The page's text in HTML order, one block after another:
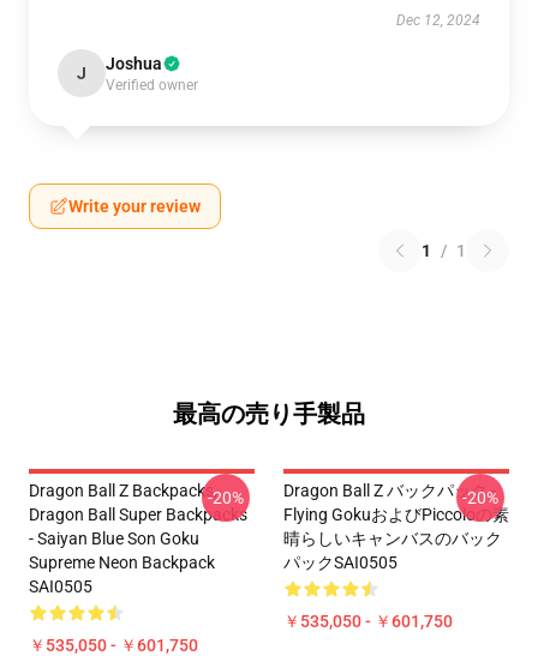
Dec 12, 2024
J Joshua
Verified owner
Write your review
1 / 1
最高の売り手製品
Dragon Ball Z Backpacks,
Dragon Ball Super Backpacks
- Saiyan Blue Son Goku
Supreme Neon Backpack
SAI0505
￥535,050 - ￥601,750
-20%
Dragon Ball Z バックパック -
Flying GokuおよびPiccoloの素
晴らしいキャンバスのバック
パックSAI0505
￥535,050 - ￥601,750
-20%